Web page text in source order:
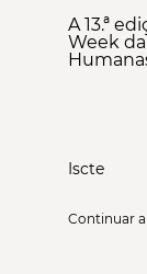
A 13.ª
Week
Iscte
Continuar